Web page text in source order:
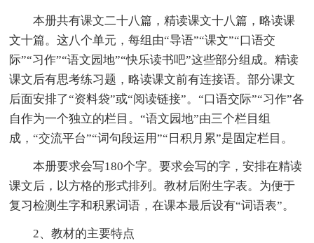
本册共有课文二十八篇，精读课文十八篇，略读课
文十篇。这八个单元，每组由“导语”“课文”“口语交
际”“习作”“语文园地”“快乐读书吧”这些部分组成。精读
课文后有思考练习题，略读课文前有连接语。部分课文
后面安排了“资料袋”或“阅读链接”。“口语交际”“习作”各
自作为一个独立的栏目。“语文园地”由三个栏目组
成，“交流平台”“词句段运用”“日积月累”是固定栏目。
本册要求会写180个字。要求会写的字，安排在精读
课文后，以方格的形式排列。教材后附生字表。为便于
复习检测生字和积累词语，在课本最后设有“词语表”。
2、教材的主要特点